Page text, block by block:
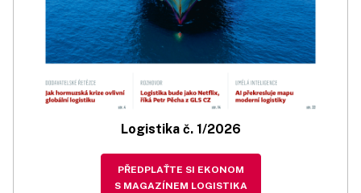
Logistika č. 1/2026
PŘEDPLAŤTE SI EKONOM
S MAGAZÍNEM LOGISTIKA